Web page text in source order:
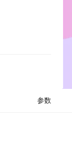
参数